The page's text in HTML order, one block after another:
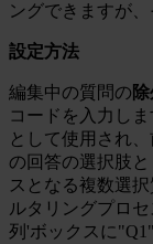
ングできますが
設定方法
編集中の質問の
コードを入力し
として使用され
の回答の選択肢
スとなる複数選
ルタリングプロ
列'ボックスに